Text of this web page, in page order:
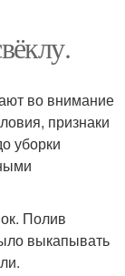
во внимание
признаки
уборки
Полив
выкапывать